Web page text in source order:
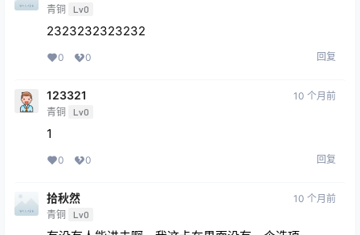
青铜 Lv0
2323232323232
0 0 回复
123321
青铜 Lv0
10 个月前
1
0 0 回复
拾秋然
青铜 Lv0
10 个月前